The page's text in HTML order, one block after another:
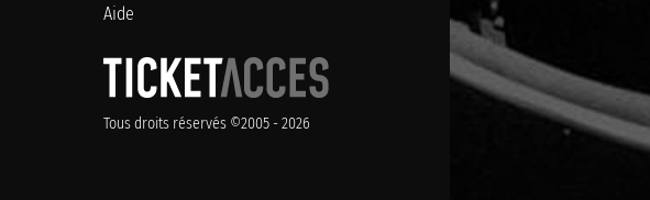
Aide
Tous droits réservés ©2005 - 2026